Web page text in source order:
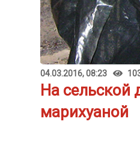
04.03.2016, 08:23
На сельской
марихуаной